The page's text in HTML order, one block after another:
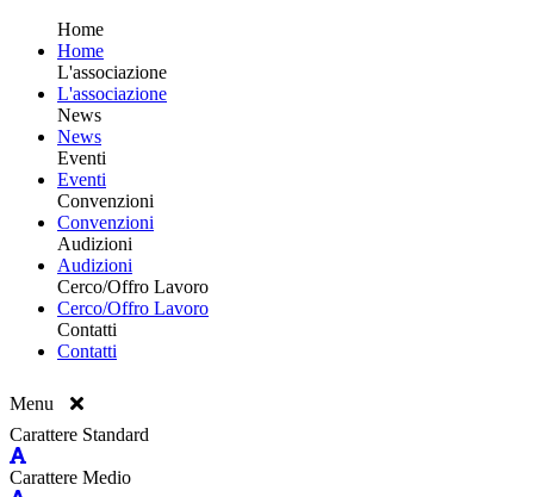
Home
Home
L'associazione
L'associazione
News
News
Eventi
Eventi
Convenzioni
Convenzioni
Audizioni
Audizioni
Cerco/Offro Lavoro
Cerco/Offro Lavoro
Contatti
Contatti
Menu
Carattere Standard
Carattere Medio